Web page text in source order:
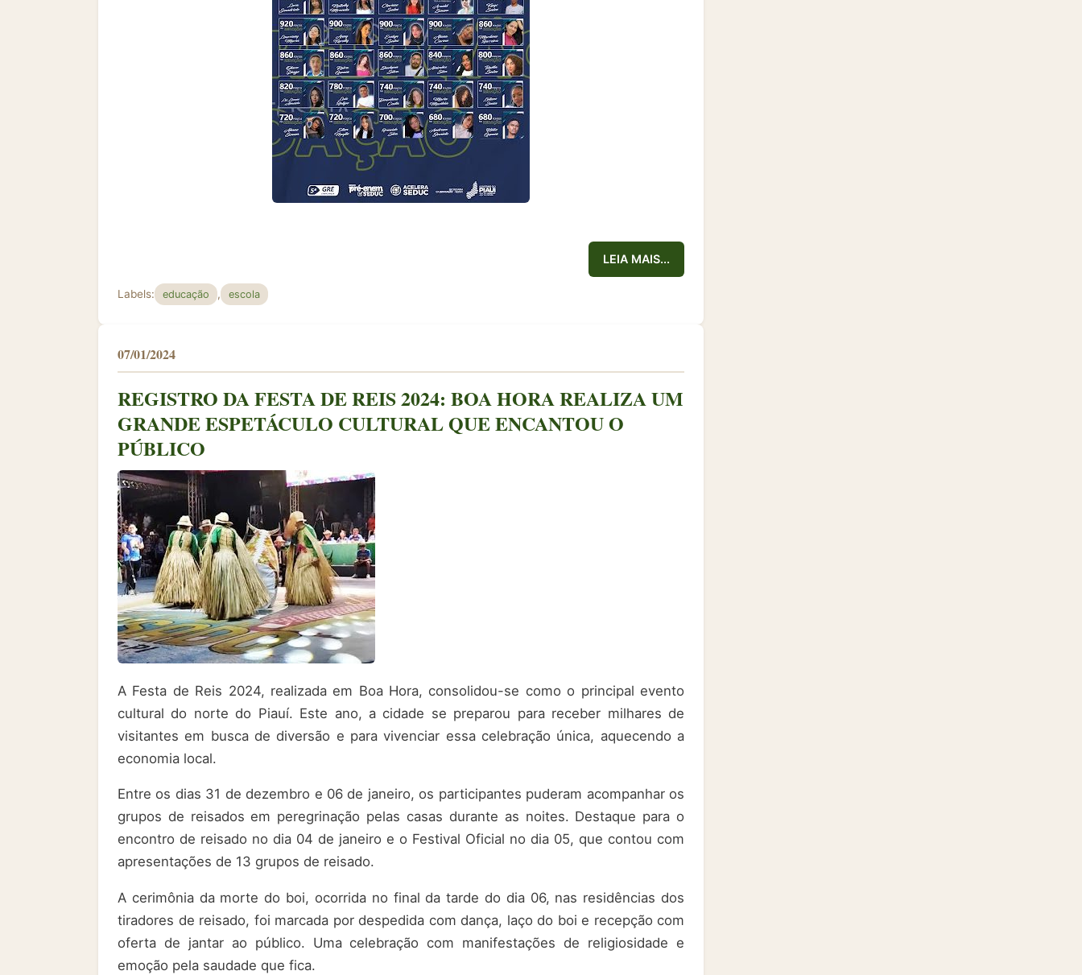
LEIA MAIS...
Labels: educação , escola
07/01/2024
REGISTRO DA FESTA DE REIS 2024: BOA HORA REALIZA UM
GRANDE ESPETÁCULO CULTURAL QUE ENCANTOU O
PÚBLICO
A Festa de Reis 2024, realizada em Boa Hora, consolidou-se como o principal evento
cultural do norte do Piauí. Este ano, a cidade se preparou para receber milhares de
visitantes em busca de diversão e para vivenciar essa celebração única, aquecendo a
economia local.
Entre os dias 31 de dezembro e 06 de janeiro, os participantes puderam acompanhar os
grupos de reisados em peregrinação pelas casas durante as noites. Destaque para o
encontro de reisado no dia 04 de janeiro e o Festival Oficial no dia 05, que contou com
apresentações de 13 grupos de reisado.
A cerimônia da morte do boi, ocorrida no final da tarde do dia 06, nas residências dos
tiradores de reisado, foi marcada por despedida com dança, laço do boi e recepção com
oferta de jantar ao público. Uma celebração com manifestações de religiosidade e
emoção pela saudade que fica.